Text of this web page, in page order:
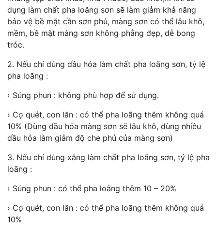
dụng làm chất pha loãng sơn sẽ làm giảm khả năng
bảo vệ bề mặt cần sơn phủ, màng sơn có thể lâu khô,
mềm, bề mặt màng sơn không phẳng đẹp, dễ bong
tróc.
2. Nếu chỉ dùng dầu hỏa làm chất pha loãng sơn, tỷ lệ
pha loãng :
› Súng phun : không phù hợp để sử dụng.
› Cọ quét, con lăn : có thể pha loãng thêm không quá
10% (Dùng dầu hỏa màng sơn sẽ lâu khô, dùng nhiều
dầu hỏa làm giảm độ che phủ của màng sơn)
3. Nếu chỉ dùng xăng làm chất pha loãng sơn, tỷ lệ pha
loãng :
› Súng phun : có thể pha loãng thêm 10 – 20%
› Cọ quét, con lăn : có thể pha loãng thêm không quá
10%